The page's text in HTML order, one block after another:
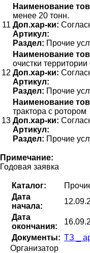
11
Наименование
менее 20 тонн.
Доп.хар-ки:
Артикул:
Раздел: Прочие
12
Наименование
очистки
Доп.хар-ки:
Артикул:
Раздел: Прочие
13
Наименование
трактора с ротором
Доп.хар-ки:
Артикул:
Раздел: Прочие
Примечание:
Годовая заявка
Каталог:
Дата
начала:
Дата
окончания:
Документы: ТЗ _
Организатор